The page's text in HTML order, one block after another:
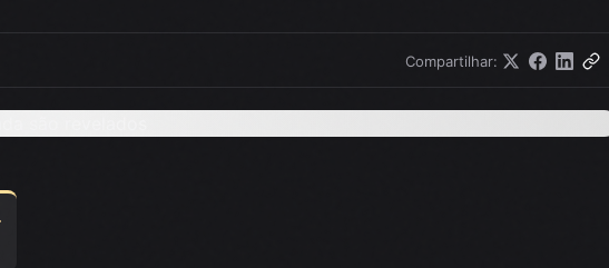
Compartilhar: